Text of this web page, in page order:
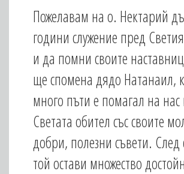
Пожелавам на о. Нектарий
години служение пред
и да помни своите
ще спомена дядо Натанаил,
много пъти е помагал на нас
Светата обител със своите
добри, полезни съвети. След
той остави множество